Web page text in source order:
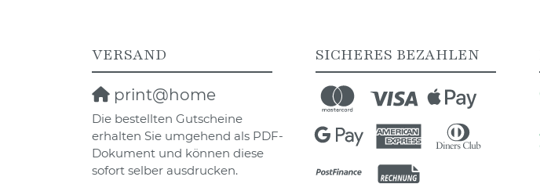
VERSAND
print@home
Die bestellten Gutscheine
erhalten Sie umgehend als PDF-
Dokument und können diese
sofort selber ausdrucken.
SICHERES BEZAHLEN